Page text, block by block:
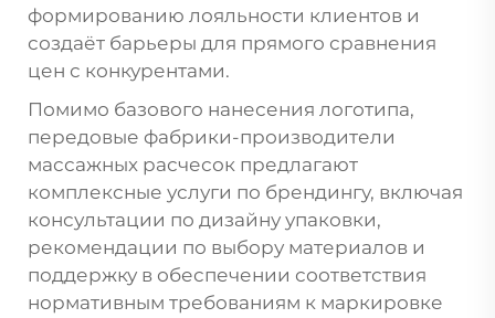
формированию лояльности клиентов и
создаёт барьеры для прямого сравнения
цен с конкурентами.
Помимо базового нанесения логотипа,
передовые фабрики-производители
массажных расчесок предлагают
комплексные услуги по брендингу, включая
консультации по дизайну упаковки,
рекомендации по выбору материалов и
поддержку в обеспечении соответствия
нормативным требованиям к маркировке